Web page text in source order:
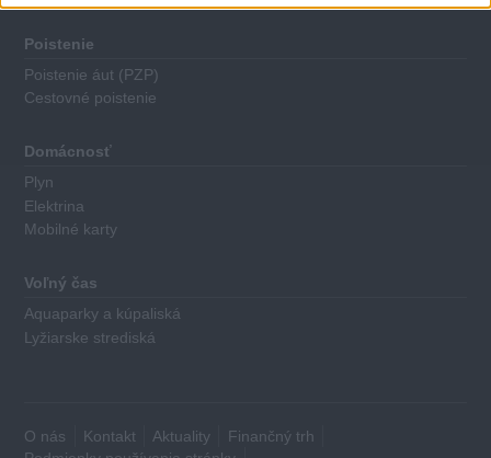
Poistenie
Poistenie áut (PZP)
Cestovné poistenie
Domácnosť
Plyn
Elektrina
Mobilné karty
Voľný čas
Aquaparky a kúpaliská
Lyžiarske strediská
O nás Kontakt Aktuality
Finančný trh